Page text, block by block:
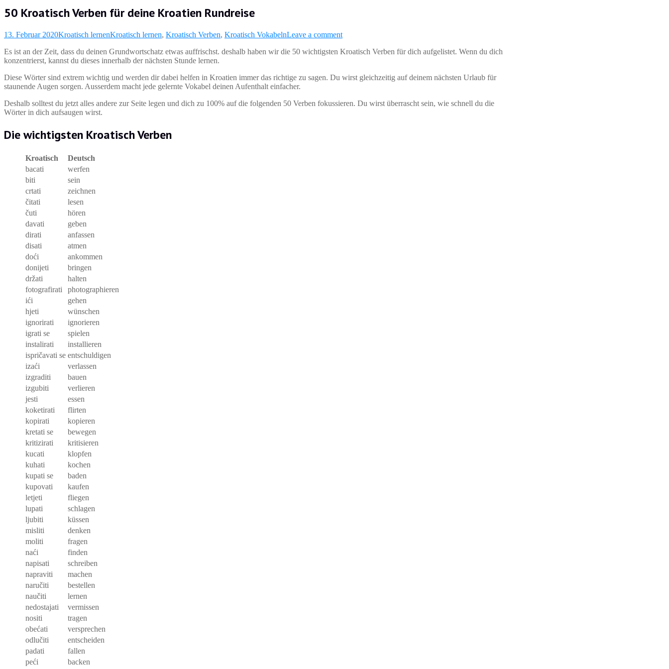
50 Kroatisch Verben für deine Kroatien Rundreise
13. Februar 2020Kroatisch lernenKroatisch lernen, Kroatisch Verben, Kroatisch VokabelnLeave a comment
Es ist an der Zeit, dass du deinen Grundwortschatz etwas auffrischst. deshalb haben wir die 50 wichtigsten Kroatisch Verben für dich aufgelistet. Wenn du dich
konzentrierst, kannst du dieses innerhalb der nächsten Stunde lernen.
Diese Wörter sind extrem wichtig und werden dir dabei helfen in Kroatien immer das richtige zu sagen. Du wirst gleichzeitig auf deinem nächsten Urlaub für
staunende Augen sorgen. Ausserdem macht jede gelernte Vokabel deinen Aufenthalt einfacher.
Deshalb solltest du jetzt alles andere zur Seite legen und dich zu 100% auf die folgenden 50 Verben fokussieren. Du wirst überrascht sein, wie schnell du die
Wörter in dich aufsaugen wirst.
Die wichtigsten Kroatisch Verben
Kroatisch
Deutsch
bacati
werfen
biti
sein
crtati
zeichnen
čitati
lesen
čuti
hören
davati
geben
dirati
anfassen
disati
atmen
doći
ankommen
donijeti
bringen
držati
halten
fotografirati
photographieren
ići
gehen
hjeti
wünschen
ignorirati
ignorieren
igrati se
spielen
instalirati
installieren
ispričavati se entschuldigen
izaći
verlassen
izgraditi
bauen
izgubiti
verlieren
jesti
essen
koketirati
flirten
kopirati
kopieren
kretati se
bewegen
kritizirati
kritisieren
kucati
klopfen
kuhati
kochen
kupati se
baden
kupovati
kaufen
letjeti
fliegen
lupati
schlagen
ljubiti
küssen
misliti
denken
moliti
fragen
naći
finden
napisati
schreiben
napraviti
machen
naručiti
bestellen
naučiti
lernen
nedostajati
vermissen
nositi
tragen
obećati
versprechen
odlučiti
entscheiden
padati
fallen
peći
backen